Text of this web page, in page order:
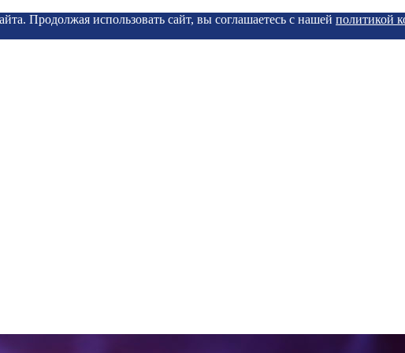
Продолжая использовать сайт, вы соглашаетесь с нашей политикой